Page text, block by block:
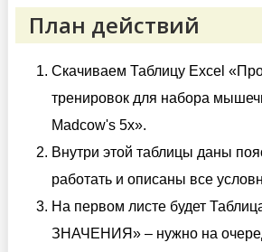
План действий
Скачиваем Таблицу Excel
тренировок для набора
Madcow's 5x».
Внутри этой таблицы даны
работать и описаны все
На первом листе будет
ЗНАЧЕНИЯ» – нужно на